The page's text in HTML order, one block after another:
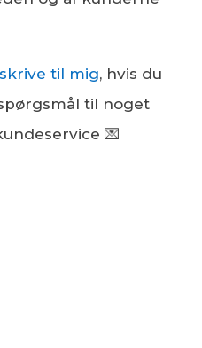
til mig, hvis du
til noget
💌